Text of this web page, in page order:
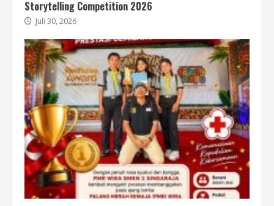
Storytelling Competition 2026
Juli 30, 2026